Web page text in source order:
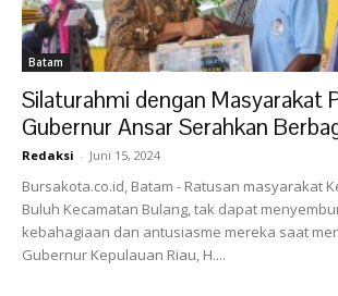
Batam
Silaturahmi dengan Masyarakat
Gubernur Ansar Serahkan
Redaksi - Juni 15, 2024
Bursakota.co.id, Batam - Ratusan masyarakat
Buluh Kecamatan Bulang, tak dapat
kebahagiaan dan antusiasme mereka saat
Gubernur Kepulauan Riau, H....